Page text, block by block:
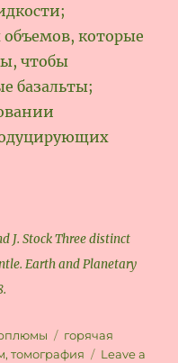
которые
чтобы
базальты;
J. Stock Three distinct
Earth and Planetary
Tags
горячая
,томография
Leave a